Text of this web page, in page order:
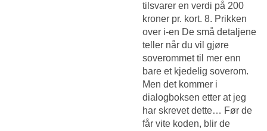
tilsvarer en verdi på 200
kroner pr. kort. 8. Prikken
over i-en De små detaljene
teller når du vil gjøre
soverommet til mer enn
bare et kjedelig soverom.
Men det kommer i
dialogboksen etter at jeg
har skrevet dette… Før de
får vite koden, blir de